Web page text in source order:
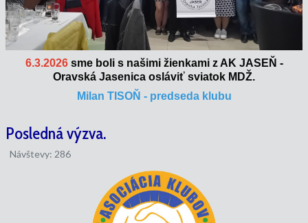
6.3.2026sme boli s našimi žienkami z AK JASEŇ -
Oravská Jasenica osláviť sviatok MDŽ.
Milan TISOŇ - predseda klubu
Posledná výzva.
Návštevy: 286